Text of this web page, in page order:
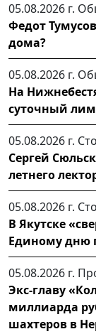
05.08.2026 г.
Федот
дома?
05.08.2026 г.
На
суточный
05.08.2026 г.
Сергей
летнего
05.08.2026 г.
В Якутске
Единому дню
05.08.2026 г.
Экс-главу
миллиарда
шахтеров в